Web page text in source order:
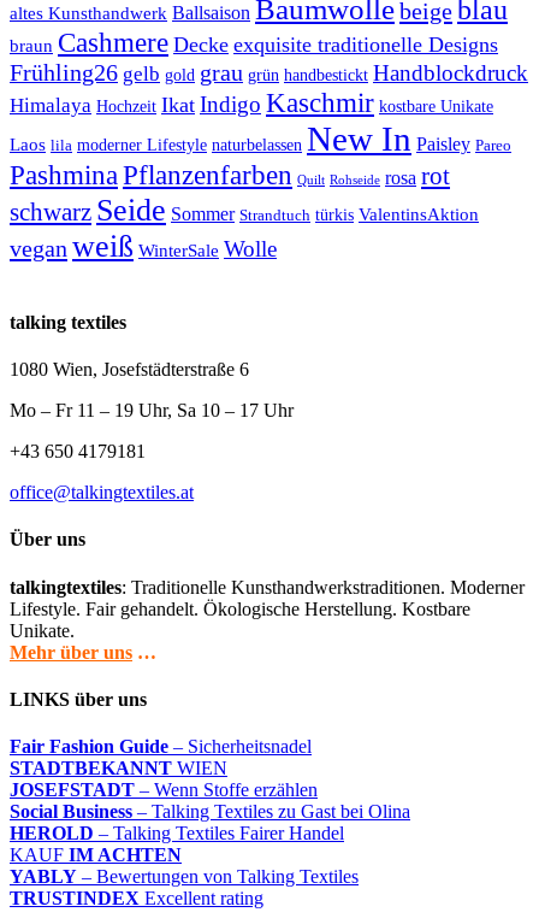
altes Kunsthandwerk Ballsaison Baumwollebeige blau
braun Cashmere Decke exquisite traditionelle Designs
Frühling26 gelb gold grau grün handbestickt Handblockdruck
Himalaya Hochzeit Ikat Indigo Kaschmir kostbare Unikate
Laos lila moderner Lifestyle naturbelassen New In Paisley Pareo
PashminaPflanzenfarben Quilt Rohseide rosa rot
schwarz Seide Sommer Strandtuch türkis ValentinsAktion
vegan weiß WinterSale Wolle
talking textiles
1080 Wien, Josefstädterstraße 6
Mo – Fr 11 – 19 Uhr, Sa 10 – 17 Uhr
+43 650 4179181
office@talkingtextiles.at
Über uns
talkingtextiles: Traditionelle Kunsthandwerkstraditionen. Moderner
Lifestyle. Fair gehandelt. Ökologische Herstellung. Kostbare
Unikate.
Mehr über uns …
LINKS über uns
Fair Fashion Guide – Sicherheitsnadel
STADTBEKANNT WIEN
JOSEFSTADT – Wenn Stoffe erzählen
Social Business – Talking Textiles zu Gast bei Olina
HEROLD – Talking Textiles Fairer Handel
KAUF IM ACHTEN
YABLY – Bewertungen von Talking Textiles
TRUSTINDEX Excellent rating